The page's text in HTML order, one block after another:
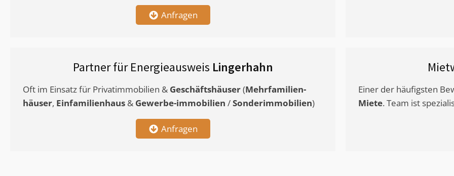
Anfragen
Partner für Energieausweis Lingerhahn
Oft im Einsatz für Privatimmobilien & Geschäftshäuser(Mehrfamilien-
häuser, Einfamilienhaus & Gewerbe-immobilien /Sonderimmobilien)
Anfragen
Einer der häufigsten
Miete. Team ist